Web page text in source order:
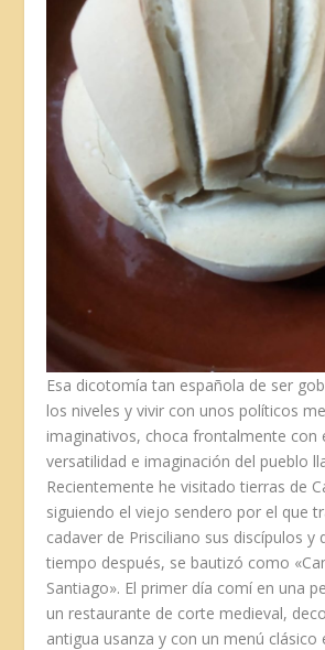
Esa dicotomía tan española de ser
los niveles y vivir con unos políticos
imaginativos, choca frontalmente con
versatilidad e imaginación del pueblo
Recientemente he visitado tierras de
siguiendo el viejo sendero por el que
cadaver de Prisciliano sus discípulos y
tiempo después, se bautizó como
Santiago». El primer día comí en una
un restaurante de corte medieval,
antigua usanza y con un menú clásico